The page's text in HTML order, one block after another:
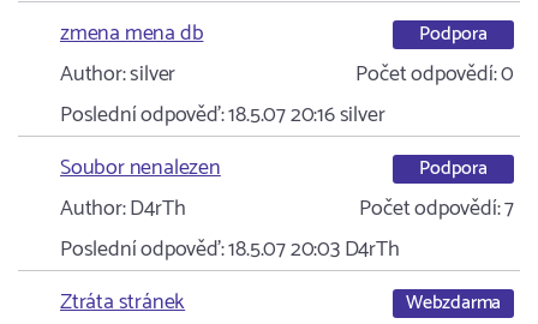
zmena mena db
Podpora
Author:silver Počet odpovědí:0
Poslední odpověď:18.5.07 20:16silver
Soubor nenalezen
Podpora
Author:D4rTh Počet odpovědí:7
Poslední odpověď:18.5.07 20:03D4rTh
Ztráta stránek
Webzdarma